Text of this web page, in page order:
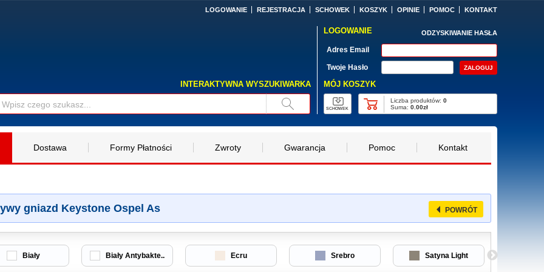
LOGOWANIE REJESTRACJA SCHOWEK KOSZYK OPINIE POMOC KONTAKT
INTERAKTYWNA WYSZUKIWARKA
LOGOWANIE ODZYSKIWANIE HASŁA
Adres Email
Twoje Hasło
MÓJ KOSZYK
SCHOWEK
Liczba produktów:0
Suma:0.00zł
Dostawa Formy Płatności Zwroty Gwarancja Pomoc Kontakt
gniazd Keystone Ospel As POWRÓT
Biały Biały Antybakte.. Ecru Srebro Satyna Light